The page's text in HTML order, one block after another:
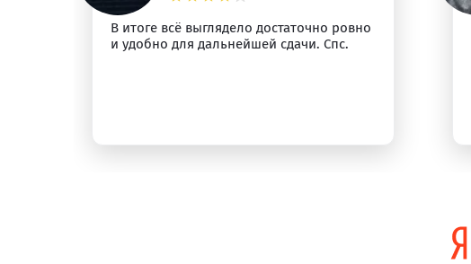
В итоге всё выглядело достаточно ровно
и удобно для дальнейшей сдачи. Спс.